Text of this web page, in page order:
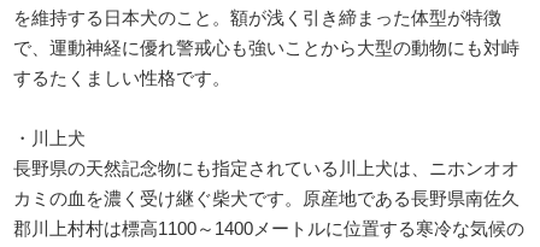
を維持する日本犬のこと。額が浅く引き締まった体型が特徴
で、運動神経に優れ警戒心も強いことから大型の動物にも対峙
するたくましい性格です。
・川上犬
長野県の天然記念物にも指定されている川上犬は、ニホンオオ
カミの血を濃く受け継ぐ柴犬です。原産地である長野県南佐久
郡川上村村は標高1100～1400メートルに位置する寒冷な気候の